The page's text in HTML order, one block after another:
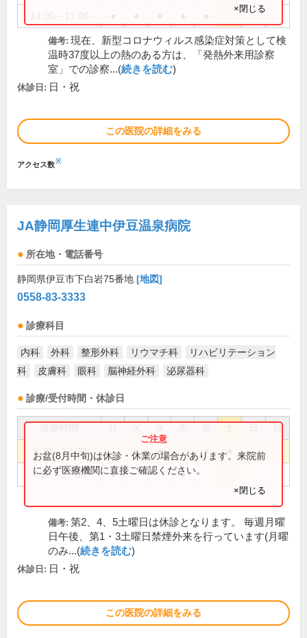
×閉じる
備考: 現在、新型コロナウィルス感染症対策として検
温時37度以上の熱のある方は、「発熱外来用診察
室」での診察...(続きを読む)
休診日: 日・祝
この医院の詳細をみる
アクセス数※
JA静岡厚生連中伊豆温泉病院
所在地・電話番号
静岡県伊豆市下白岩75番地 [地図]
0558-83-3333
診療科目
内科 外科 整形外科 リウマチ科
リハビリテーション
科
皮膚科 眼科 脳神経外科 泌尿器科
診療/受付時間・休診日
祝
8:30～12:30 ● ● ●
8:30～17:00 ● ●
お盆(8月中旬)は休診・休業の場合があります。来院前
に必ず医療機関に直接ご確認ください。
×閉じる
備考: 第2、4、5土曜日は休診となります。 毎週月曜
日午後、第1・3土曜日禁煙外来を行っています(月曜
のみ...(続きを読む)
休診日: 日・祝
この医院の詳細をみる